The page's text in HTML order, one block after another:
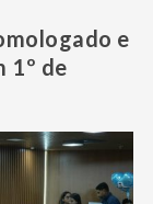
e
1º de